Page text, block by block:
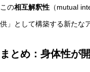
この相互解釈性 （mutual
供」として構築する新たな
まとめ：身体性が